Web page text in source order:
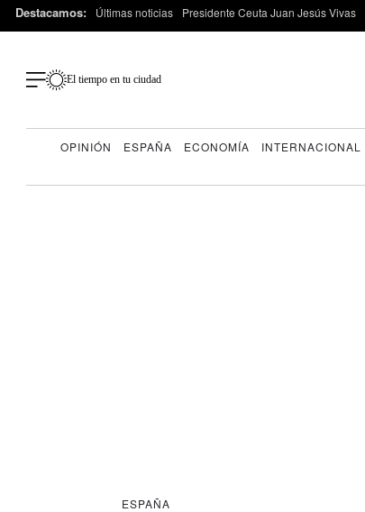
Destacamos: Últimas noticias Presidente Ceuta Juan Jesús Vivas
El tiempo en tu ciudad
OPINIÓN ESPAÑA ECONOMÍA INTERNACIONAL
ESPAÑA